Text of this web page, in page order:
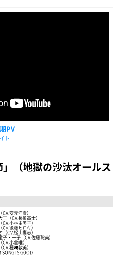
PV
ト
（地獄の沙汰オールス
CV.安元洋貴）
王（CV.長嶝高士）
CV.小林由美子）
CV.後藤ヒロキ）
（CV.松山鷹志）
子・一子（CV.佐藤聡美）
CV.小倉唯）
CV.種﨑敦美）
SONG IS GOOD